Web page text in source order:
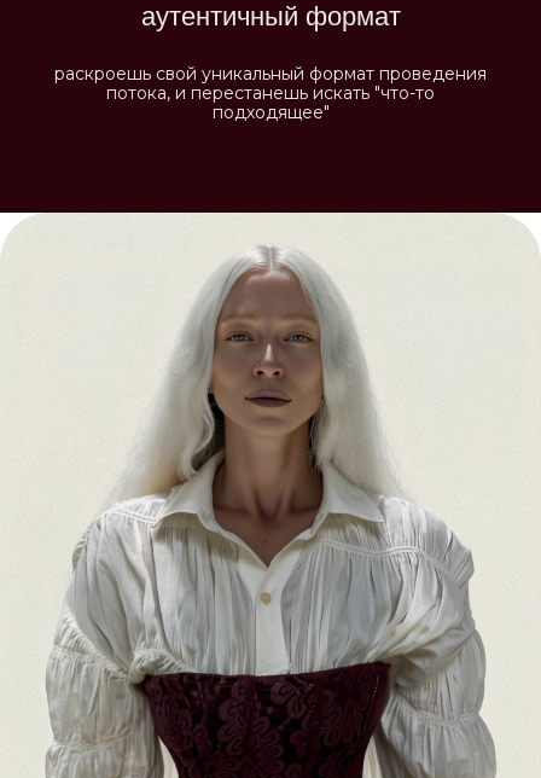
аутентичный формат
раскроешь свой уникальный формат проведения
потока, и перестанешь искать "что-то
подходящее"